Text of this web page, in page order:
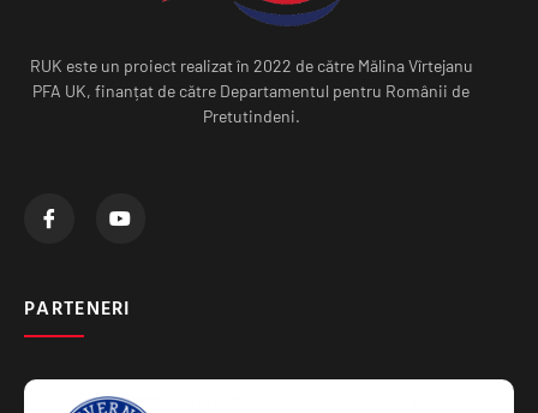
RUK este un proiect realizat în 2022 de către Mălina Vîrtejanu
PFA UK, finanțat de către Departamentul pentru Românii de
Pretutindeni.
PARTENERI